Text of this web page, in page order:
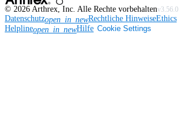
© 2026 Arthrex, Inc. Alle Rechte vorbehaltenv3.56.0
Datenschutzopen_in_newRechtliche HinweiseEthics
Helplineopen_in_newHilfe Cookie Settings